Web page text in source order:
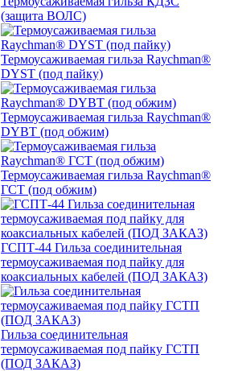
(защита ВОЛС)
Термоусаживаемая гильза Raychman®
DYST (под пайку)
Термоусаживаемая гильза Raychman®
DYBT (под обжим)
Термоусаживаемая гильза Raychman®
ГСТ (под обжим)
ГСПТ-44 Гильза соединительная
термоусаживаемая под пайку для
коаксиальных кабелей (ПОД ЗАКАЗ)
Гильза соединительная
термоусаживаемая под пайку ГСТП
(ПОД ЗАКАЗ)